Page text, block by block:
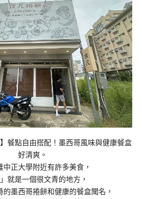
】餐點自由搭配！墨西哥風味與健康餐盒
好清爽。
中正大學附近有許多美食，
」就是一個很文青的地方，
的墨西哥捲餅和健康的餐盒聞名，